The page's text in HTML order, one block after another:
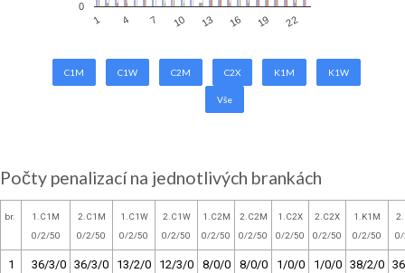
1 4 7 10 13 16 19 22
0
C1M C1W C2M C2X K1M K1W
Vše
Počty penalizací na jednotlivých brankách
br.
1.C1M
0/2/50
2.C1M
0/2/50
1.C1W
0/2/50
2.C1W
0/2/50
1.C2M
0/2/50
2.C2M
0/2/50
1.C2X
0/2/50
2.C2X
0/2/50
1.K1M
0/2/50
1 36/3/0 36/3/0 13/2/0 12/3/0 8/0/0 8/0/0 1/0/0 1/0/0 38/2/0